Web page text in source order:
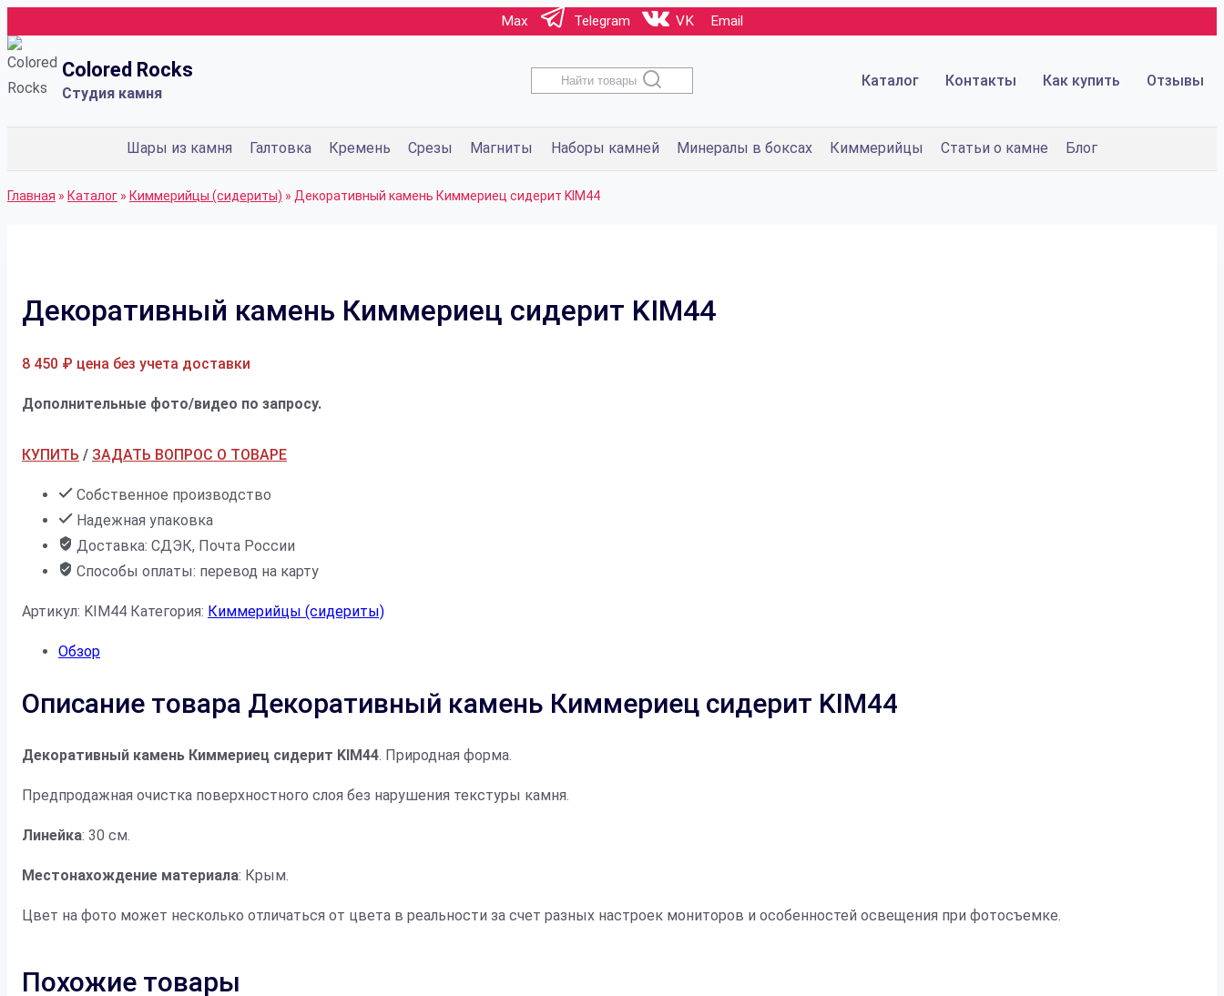
к
содержимому
Max Telegram VK Email
Colored Rocks
Студия камня
Найти товары Каталог Контакты Как купить Отзывы
Шары из камня Галтовка Кремень Срезы Магниты Наборы камней Минералы в боксах Киммерийцы Статьи о камне Блог
Главная » Каталог » Киммерийцы (сидериты) » Декоративный камень Киммериец сидерит KIM44
Декоративный камень Киммериец сидерит KIM44
8 450 ₽ цена без учета доставки
Дополнительные фото/видео по запросу.
КУПИТЬ / ЗАДАТЬ ВОПРОС О ТОВАРЕ
Собственное производство
Надежная упаковка
Доставка: СДЭК, Почта России
Способы оплаты: перевод на карту
Артикул: KIM44 Категория: Киммерийцы (сидериты)
Обзор
Описание товара Декоративный камень Киммериец сидерит KIM44
Декоративный камень Киммериец сидерит KIM44. Природная форма.
Предпродажная очистка поверхностного слоя без нарушения текстуры камня.
Линейка: 30 см.
Местонахождение материала: Крым.
Цвет на фото может несколько отличаться от цвета в реальности за счет разных настроек мониторов и особенностей освещения при фотосъемке.
Похожие товары